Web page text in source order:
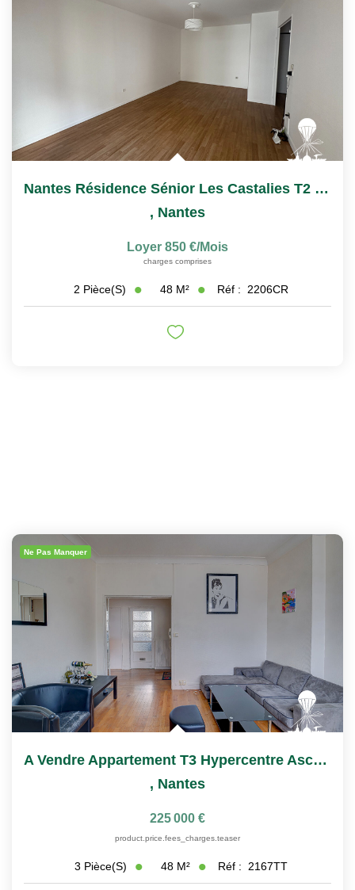
Nantes Résidence Sénior Les Castalies T2 À Louer
, Nantes
Loyer 850 €/mois
charges comprises
2 Pièce(s) 48 M² Réf : 2206CR
Ne Pas Manquer
A Vendre Appartement T3 Hypercentre Ascenseur Et Cave
, Nantes
225 000 €
product.price.fees_charges.teaser
3 Pièce(s) 48 M² Réf : 2167TT